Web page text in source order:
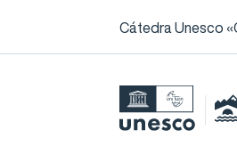
Cátedra Unesco